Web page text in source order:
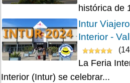
histórica de
Intur
Interior -
La Feria
Interior (Intur) se celebrar...